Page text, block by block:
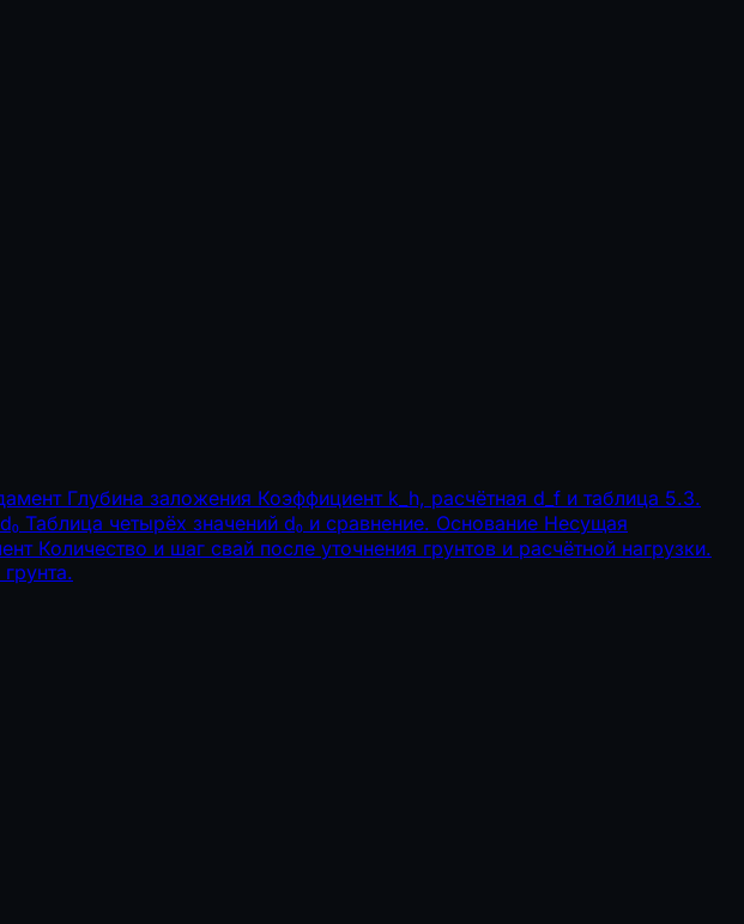
Глубина заложения Коэффициент k_h, расчётная d_f и таблица 5.3.
Таблица четырёх значений d₀ и сравнение. Основание Несущая
Количество и шаг свай после уточнения грунтов и расчётной нагрузки.